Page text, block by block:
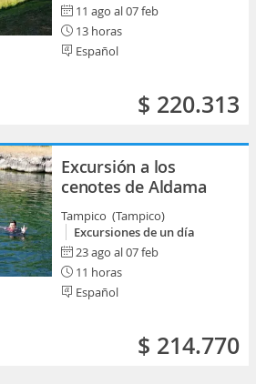
11 ago al 07 feb
13 horas
Español
$ 220.313
Excursión a los
cenotes de Aldama
Tampico (Tampico)
Excursiones de un día
23 ago al 07 feb
11 horas
Español
$ 214.770